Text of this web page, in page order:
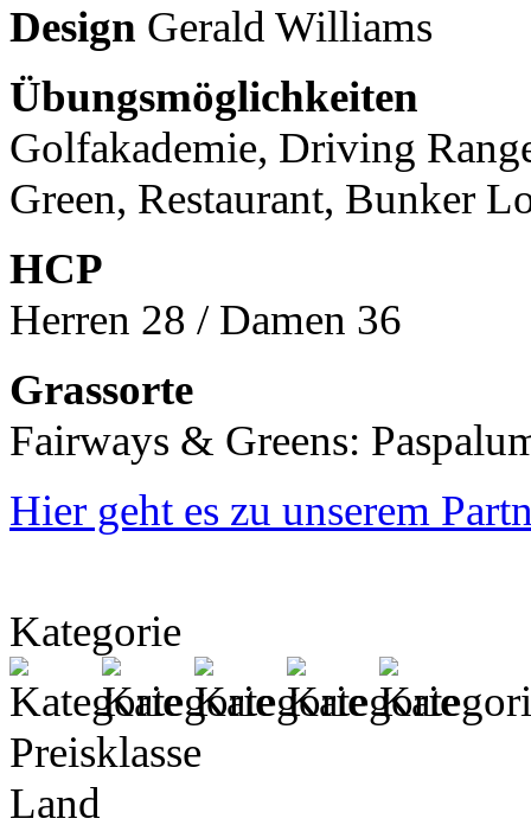
Design Gerald Williams
Übungsmöglichkeiten
Golfakademie, Driving
Green, Restaurant, Bunker
HCP
Herren 28 / Damen 36
Grassorte
Fairways & Greens:
Hier geht es zu unserem
Kategorie
Preisklasse
Land